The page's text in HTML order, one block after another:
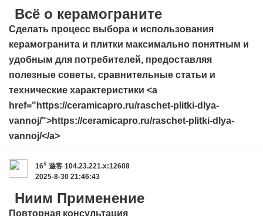
Всё о керамограните
Cделать процесс выбора и использования
керамогранита и плитки максимально понятным и
удобным для потребителей, предоставляя
полезные советы, сравнительные статьи и
технические характеристики <a
href="https://ceramicapro.ru/raschet-plitki-dlya-
vannoj/">https://ceramicapro.ru/raschet-plitki-dlya-
vannoj/</a>
16# 遊客 104.23.221.x:12608
2025-8-30 21:46:43
Ниим Применение
Повторная консультация